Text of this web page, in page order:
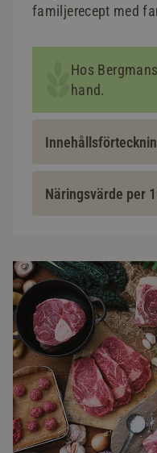
familjerecept med
Hos
hand.
Näringsvärde per